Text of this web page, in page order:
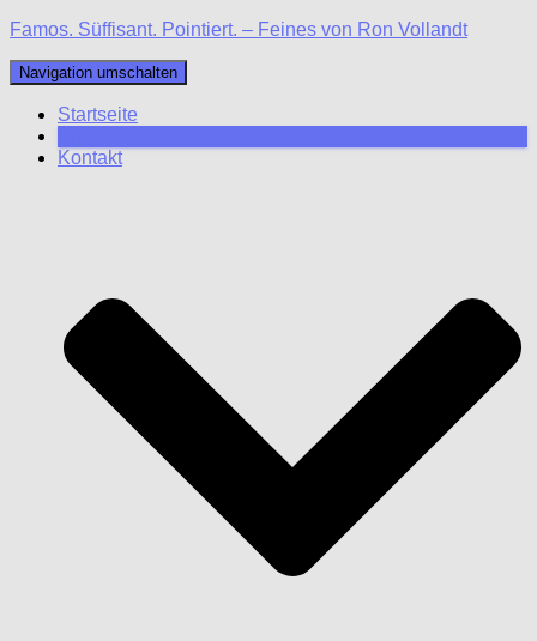
Famos. Süffisant. Pointiert. – Feines von Ron Vollandt
Navigation umschalten
Startseite
Kontakt